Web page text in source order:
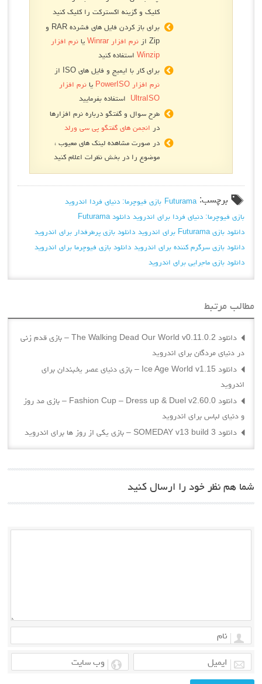
کلیک و گزینه اکسترکت را کلیک کنید
برای باز کردن فایل های فشرده RAR و
Zip از
نرم افزار Winrar یا نرم افزار
Winzipاستفاده کنید
برای کار با ایمیج و فایل های ISO از
نرم افزار PowerISO
یا نرم افزار
UltraISO استفاده بفرمایید
طرح سوال و گفتگو درباره نرم افزارها
در انجمن های گفتگو پی سی ورلد
در صورت مشاهده لینک های معیوب ،
موضوع را در بخش نظرات اعلام کنید
برچسب: Futurama بازی فیوچرما: دنیای فردا اندروید
بازی فیوچرما: دنیای فردا برای اندروید دانلود Futurama
دانلود بازی Futurama برای اندروید
دانلود بازی پرطرفدار برای اندروید
دانلود بازی سرگرم کننده برای اندروید دانلود بازی فیوچرما برای اندروید
دانلود بازی ماجرایی برای اندروید
مطالب مرتبط
دانلود The Walking Dead Our World v0.11.0.2 – بازی قدم زنی
در دنیای مردگان برای اندروید
دانلود Ice Age World v1.15 – بازی دنیای عصر یخبندان برای
اندروید
دانلود Fashion Cup – Dress up & Duel v2.60.0 – بازی مد روز
و دنیای لباس برای اندروید
دانلود SOMEDAY v13 build 3 – بازی یکی از روز ها برای اندروید
شما هم نظر خود را ارسال کنید